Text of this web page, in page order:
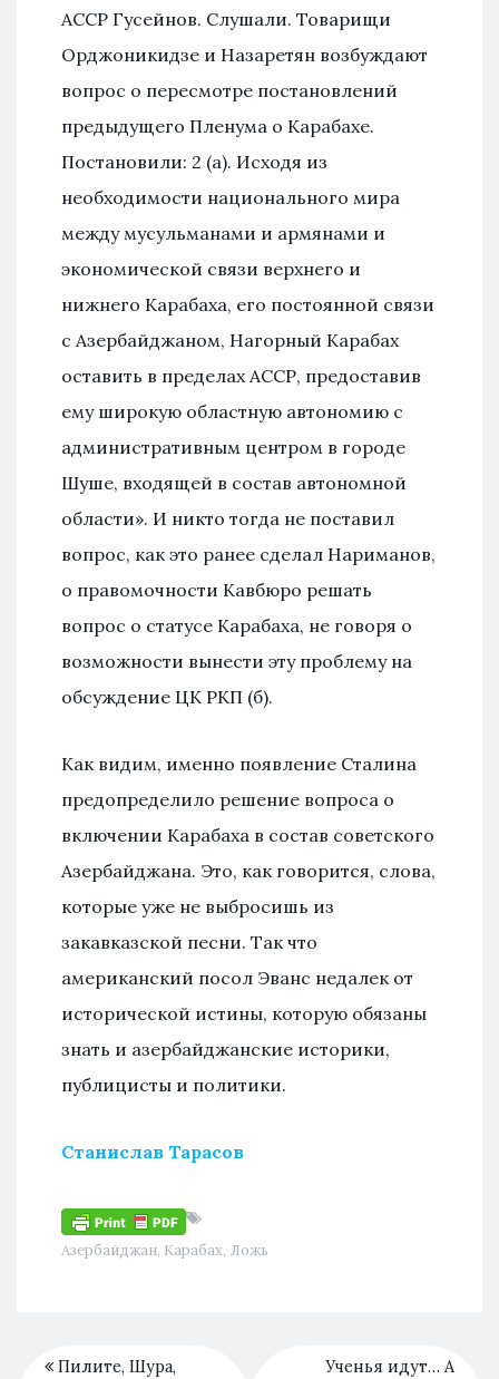
АССР Гусейнов. Слушали. Товарищи
Орджоникидзе и Назаретян возбуждают
вопрос о пересмотре постановлений
предыдущего Пленума о Карабахе.
Постановили: 2 (а). Исходя из
необходимости национального мира
между мусульманами и армянами и
экономической связи верхнего и
нижнего Карабаха, его постоянной связи
с Азербайджаном, Нагорный Карабах
оставить в пределах АССР, предоставив
ему широкую областную автономию с
административным центром в городе
Шуше, входящей в состав автономной
области». И никто тогда не поставил
вопрос, как это ранее сделал Нариманов,
о правомочности Кавбюро решать
вопрос о статусе Карабаха, не говоря о
возможности вынести эту проблему на
обсуждение ЦК РКП (б).
Как видим, именно появление Сталина
предопределило решение вопроса о
включении Карабаха в состав советского
Азербайджана. Это, как говорится, слова,
которые уже не выбросишь из
закавказской песни. Так что
американский посол Эванс недалек от
исторической истины, которую обязаны
знать и азербайджанские историки,
публицисты и политики.
Станислав Тарасов
Азербайджан, Карабах, Ложь
Пилите, Шура,
Ученья идут… А